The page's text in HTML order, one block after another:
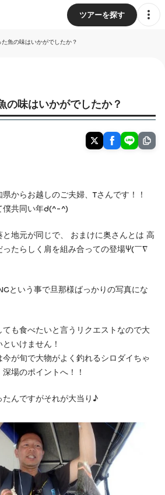
ツアーを探す
た魚の味はいかがでしたか？
の味はいかがでしたか？
からお越しのご夫婦、Tさんです！！
僕共同い年d(^-^)
地元が同じで、 おまけに奥さんとは 高
たらしく肩を組み合っての登場Ψ(￣∇
という事で旦那様ばっかりの写真にな
も食べたいと言うリクエストなので大
いけません！
が旬で大物がよく釣れるシロダイちゃ
場のポイントへ！！
んですがそれが大当り♪